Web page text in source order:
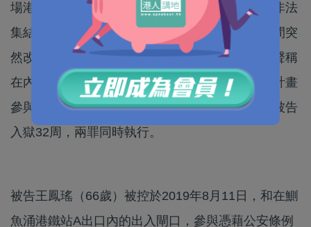
場港鐵站「快閃」示威行動，被告原先否認兩項非法
集結罪在東區裁判法院受審，但她在證人作供期間突
然改口認罪，主任裁判官嚴舜儀判刑時指，被告聲稱
在內地的遭遇不能構成減刑理由，且考慮到其有計畫
參與行動、事件的規模和對社會的影響力，遂判被告
入獄32周，兩罪同時執行。
被告王鳳瑤（66歲）被控於2019年8月11日，和在鰂
魚涌港鐵站A出口內的出入閘口，參與憑藉公安條例